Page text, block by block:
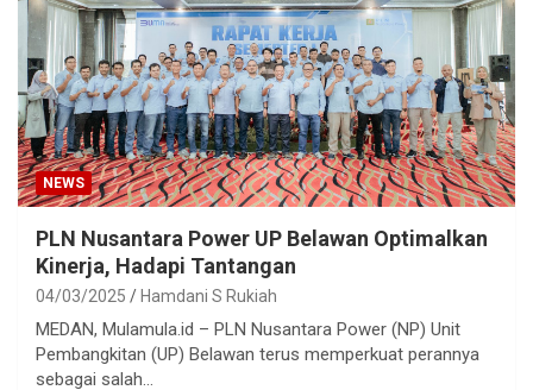
NEWS
PLN Nusantara Power UP Belawan Optimalkan
Kinerja, Hadapi Tantangan
04/03/2025 Hamdani S Rukiah
MEDAN, Mulamula.id – PLN Nusantara Power (NP) Unit
Pembangkitan (UP) Belawan terus memperkuat perannya
sebagai salah…